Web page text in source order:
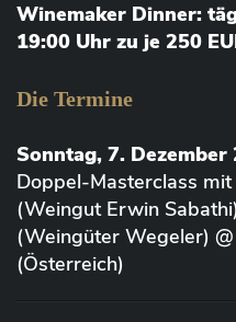
Winemaker Dinner:
19:00 Uhr zu je 250
Die Termine
Sonntag, 7.
Doppel-Masterclass
(Weingut Erwin
(Weingüter Wegeler)
(Österreich)